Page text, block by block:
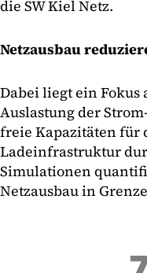
die SW Kiel Netz.
Netzausbau
Dabei liegt ein
Auslastung der
freie Kapazitäten für
Ladeinfrastruktur
Simulationen
Netzausbau in